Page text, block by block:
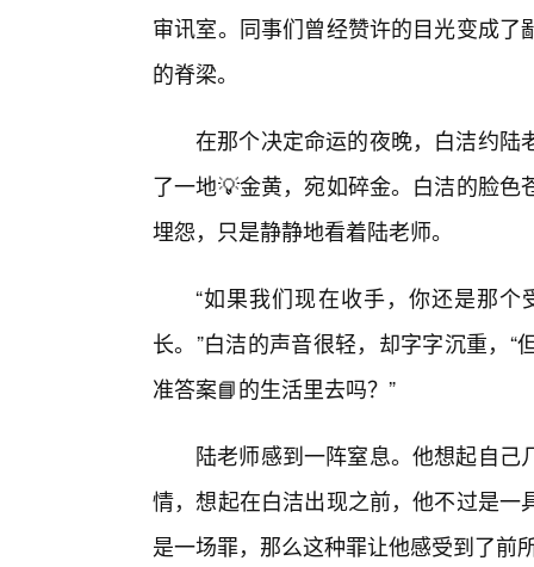
审讯室。同事们曾经赞许的目光变成
的脊梁。
在那个决定命运的夜晚，白洁约陆
了一地💡金黄，宛如碎金。白洁的脸
埋怨，只是静静地看着陆老师。
“如果我们现在收手，你还是那
长。”白洁的声音很轻，却字字沉重，
准答案📘的生活里去吗？”
陆老师感到一阵窒息。他想起自
情，想起在白洁出现之前，他不过是
是一场罪，那么这种罪让他感受到了前